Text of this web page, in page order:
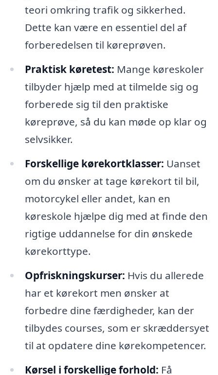
teori omkring trafik og sikkerhed.
Dette kan være en essentiel del af
forberedelsen til køreprøven.
Praktisk køretest: Mange køreskoler
tilbyder hjælp med at tilmelde sig og
forberede sig til den praktiske
køreprøve, så du kan møde op klar og
selvsikker.
Forskellige kørekortklasser: Uanset
om du ønsker at tage kørekort til bil,
motorcykel eller andet, kan en
køreskole hjælpe dig med at finde den
rigtige uddannelse for din ønskede
kørekorttype.
Opfriskningskurser: Hvis du allerede
har et kørekort men ønsker at
forbedre dine færdigheder, kan der
tilbydes courses, som er skræddersyet
til at opdatere dine kørekompetencer.
Kørsel i forskellige forhold: Få